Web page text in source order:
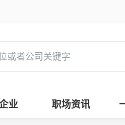
业 职场资讯